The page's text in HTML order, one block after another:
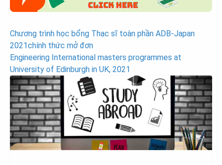
Post
navigation
Chương trình học bổng Thạc sĩ toàn phần ADB-Japan
2021chính thức mở đơn
Engineering International masters programmes at
University of Edinburgh in UK, 2021